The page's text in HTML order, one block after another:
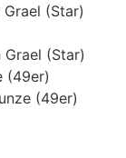
(Star)
(Star)
(49er)
(49er)